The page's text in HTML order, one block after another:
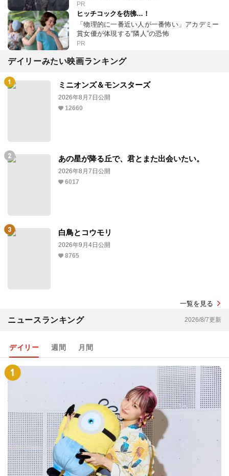
PR
ヒッチコックを彷彿…！
「物理的に一番近い人が一番怖い」アカデミー
賞女優が体現する“隣人”の恐怖
PR
デイリーみたい映画ランキング
ミニオンズ＆モンスターズ
2026年8月7日公開
12660
あの星が降る丘で、君とまた出会いたい。
2026年8月7日公開
6017
白鳥とコウモリ
2026年9月4日公開
8765
一覧を見る
ニュースランキング 2026/8/7更新
デイリー 週間 月間